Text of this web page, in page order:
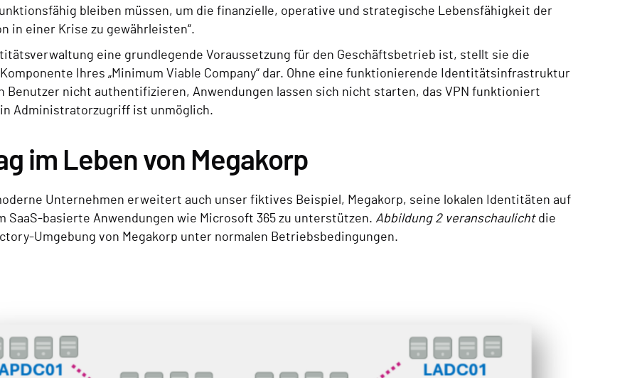
bleiben müssen, um die finanzielle, operative und strategische Lebensfähigkeit der
in einer Krise zu gewährleisten“.
eine grundlegende Voraussetzung für den Geschäftsbetrieb ist, stellt sie die
Ihres „Minimum Viable Company“ dar. Ohne eine funktionierende Identitätsinfrastruktur
Benutzer nicht authentifizieren, Anwendungen lassen sich nicht starten, das VPN funktioniert
Administratorzugriff ist unmöglich.
im Leben von Megakorp
Unternehmen erweitert auch unser fiktives Beispiel, Megakorp, seine lokalen Identitäten auf
SaaS-basierte Anwendungen wie Microsoft 365 zu unterstützen. Abbildung 2 veranschaulicht die
Umgebung von Megakorp unter normalen Betriebsbedingungen.